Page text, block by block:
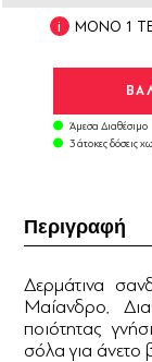
ΜΟΝΟ 1
Άμεσα Διαθέσιμο
3 άτοκες δόσεις
Περιγραφή
Δερμάτινα
Μαίανδρο.
ποιότητας
σόλα για άνετο